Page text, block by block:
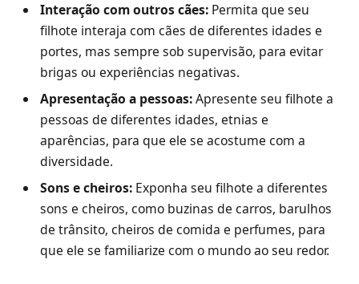
Interação com outros cães: Permita que seu
filhote interaja com cães de diferentes idades e
portes, mas sempre sob supervisão, para evitar
brigas ou experiências negativas.
Apresentação a pessoas:Apresente seu filhote a
pessoas de diferentes idades, etnias e
aparências, para que ele se acostume com a
diversidade.
Sons e cheiros: Exponha seu filhote a diferentes
sons e cheiros, como buzinas de carros, barulhos
de trânsito, cheiros de comida e perfumes, para
que ele se familiarize com o mundo ao seu redor.